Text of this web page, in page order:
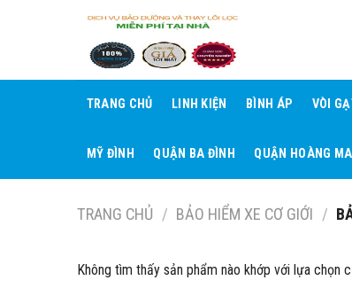
TRANG CHỦ LINH KIỆN BÌNH ÁP VÒI
MỸ ĐÌNH QUẬN BA ĐÌNH QUẬN HOÀNG MAI
TRANG CHỦ / BẢO HIỂM XE CƠ GIỚI /
Không tìm thấy sản phẩm nào khớp với lựa chọn